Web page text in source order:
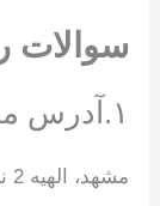
سوالات
۱.آدرس مدیرجاده کجاست؟
مشهد، الهیه 2 نبش محمدیه 10/13 مدیربار